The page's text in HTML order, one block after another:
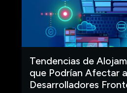
Tendencias de
que Podrían Afectar
Desarrolladores